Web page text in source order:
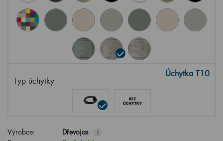
Typ úchytky
Úchytka T10
Výrobce: Dřevojas i